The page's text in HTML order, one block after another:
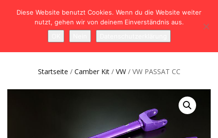
NAVIGATION
0
Startseite / Camber Kit/ VW/ VW PASSAT CC
Diese Website benutzt Cookies. Wenn du die Website weiter
nutzt, gehen wir von deinem Einverständnis aus.